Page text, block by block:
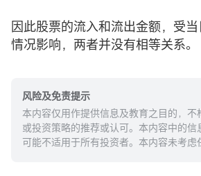
因此股票的流入和流出金额，受
情况影响，两者并没有相等关系。
风险及免责提示
本内容仅用作提供信息及教育之目的，
或投资策略的推荐或认可。本内容中的信
可能不适用于所有投资者。本内容未考虑